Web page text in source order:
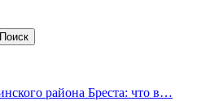
района Бреста: что в…